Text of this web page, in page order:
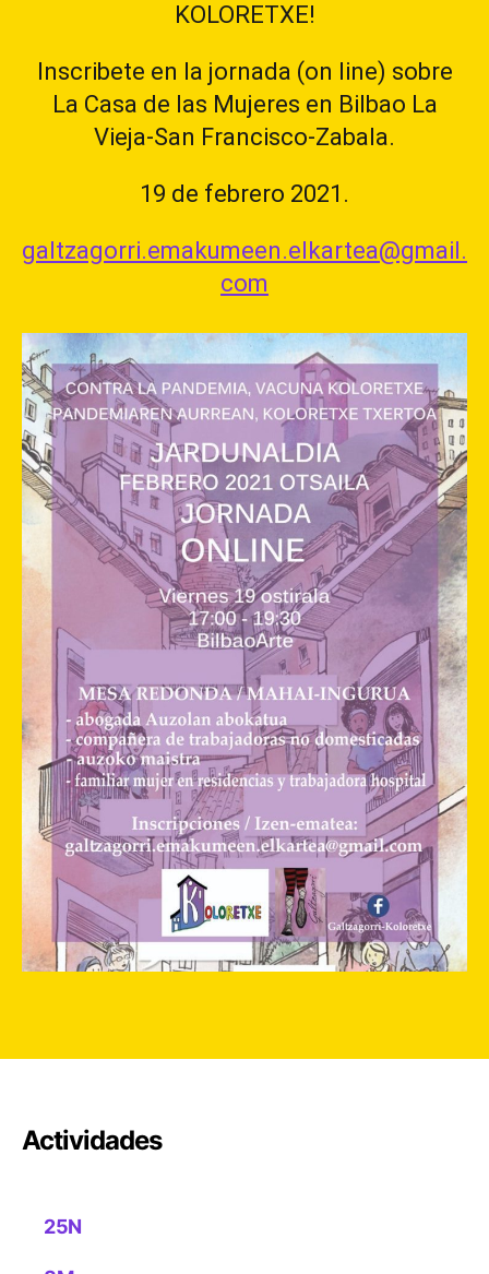
KOLORETXE!
Inscribete en la jornada (on line) sobre
La Casa de las Mujeres en Bilbao La
Vieja-San Francisco-Zabala.
19 de febrero 2021.
galtzagorri.emakumeen.elkartea@gmail.
com
Actividades
25N